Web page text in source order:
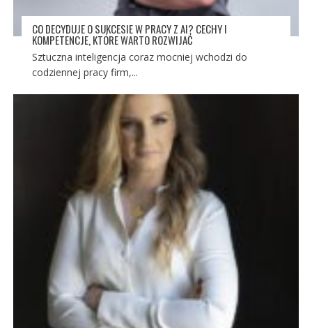
CO DECYDUJE O SUKCESIE W PRACY Z AI? CECHY I
KOMPETENCJE, KTÓRE WARTO ROZWIJAĆ
Sztuczna inteligencja coraz mocniej wchodzi do
codziennej pracy firm,...